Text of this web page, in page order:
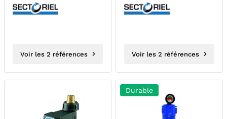
Voir les 2 références
230 VOLTS
Voir les 2 références
Durable